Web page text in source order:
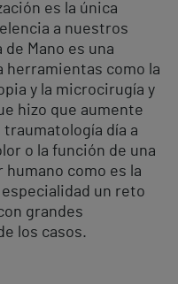
es la única
a nuestros
Mano es una
herramientas como la
y la microcirugía y
hizo que aumente
día a
o la función de una
como es la
un reto
grandes
los casos.